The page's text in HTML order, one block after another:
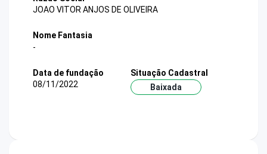
JOAO VITOR ANJOS DE OLIVEIRA
Nome Fantasia
-
Data de fundação
08/11/2022
Situação Cadastral
Baixada